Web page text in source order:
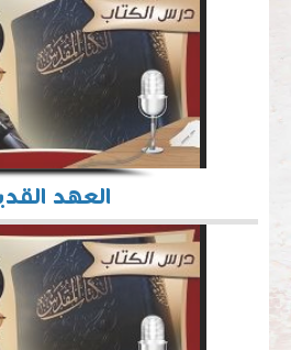
العهد القديم